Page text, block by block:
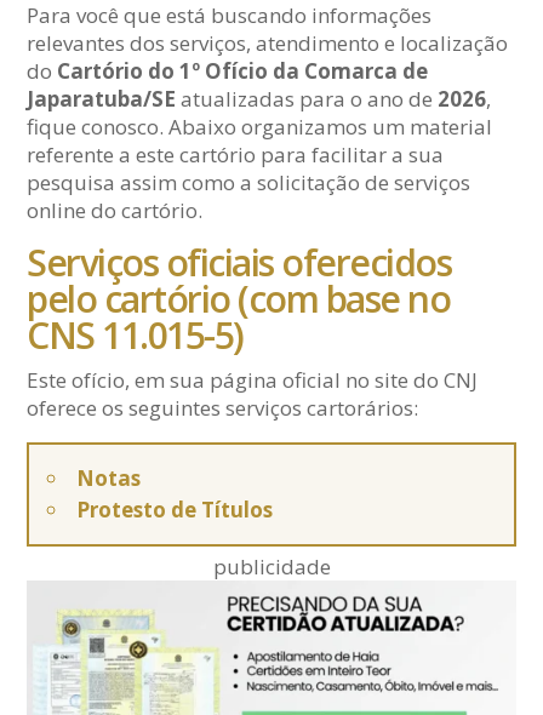
Para você que está buscando informações
relevantes dos serviços, atendimento e localização
do Cartório do 1º Ofício da Comarca de
Japaratuba/SE atualizadas para o ano de 2026,
fique conosco. Abaixo organizamos um material
referente a este cartório para facilitar a sua
pesquisa assim como a solicitação de serviços
online do cartório.
Serviços oficiais oferecidos
pelo cartório (com base no
CNS 11.015-5)
Este ofício, em sua página oficial no site do CNJ
oferece os seguintes serviços cartorários:
Notas
Protesto de Títulos
publicidade